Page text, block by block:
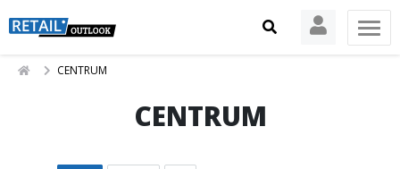
CENTRUM
CENTRUM